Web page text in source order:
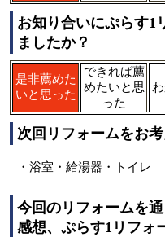
お知り合いにぷらす1
ましたか？
是非薦めた
いと思った
できれば薦
めたいと思
った
次回リフォームをお
・浴室・給湯器・トイレ
今回のリフォームを
感想、ぷらす1リフォ